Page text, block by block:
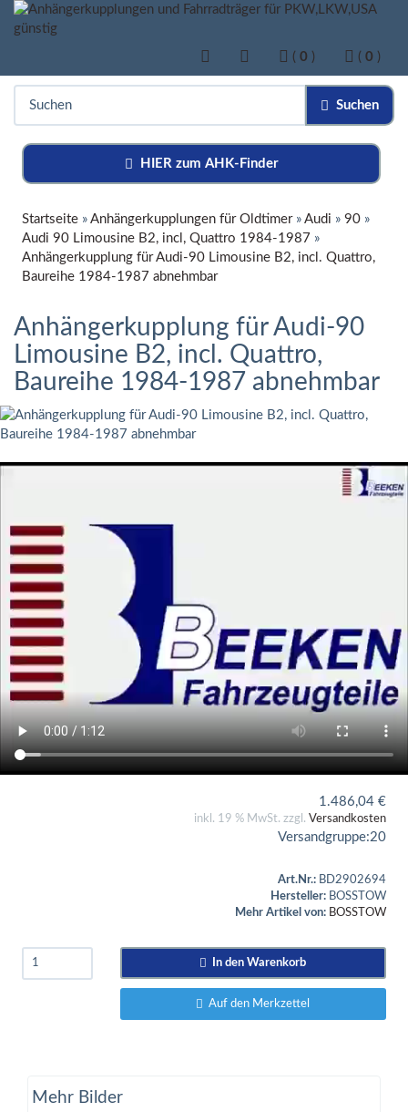
( 0 ) ( 0 )
Suchen
HIER zum AHK-Finder
Startseite » Anhängerkupplungen für Oldtimer» Audi » 90 »
Audi 90 Limousine B2, incl, Quattro 1984-1987 »
Anhängerkupplung für Audi-90 Limousine B2, incl. Quattro,
Baureihe 1984-1987 abnehmbar
Anhängerkupplung für Audi-90
Limousine B2, incl. Quattro,
Baureihe 1984-1987 abnehmbar
1.486,04 €
inkl. 19 % MwSt. zzgl. Versandkosten
Versandgruppe:20
Art.Nr.: BD2902694
Hersteller: BOSSTOW
Mehr Artikel von: BOSSTOW
In den Warenkorb
Auf den Merkzettel
Mehr Bilder